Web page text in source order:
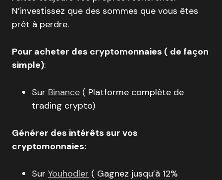
N’investissez que des sommes que vous êtes
prêt à perdre.
Pour acheter des cryptomonnaies ( de façon
simple):
Sur Binance ( Platforme complète de
trading crypto)
Générer des intérêts sur vos
cryptomonnaies:
Sur Youhodler ( Gagnez jusqu’à 12%